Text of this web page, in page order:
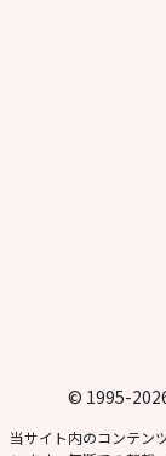
© 1995-
当サイト内のコンテン